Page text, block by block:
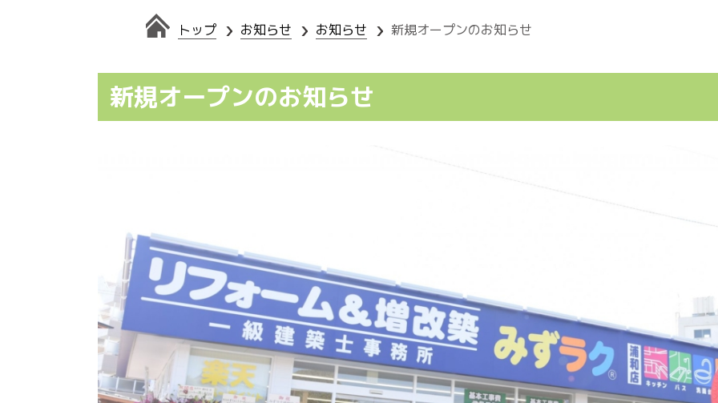
トップ お知らせ お知らせ 新規オープンのお知らせ
新規オープンのお知らせ